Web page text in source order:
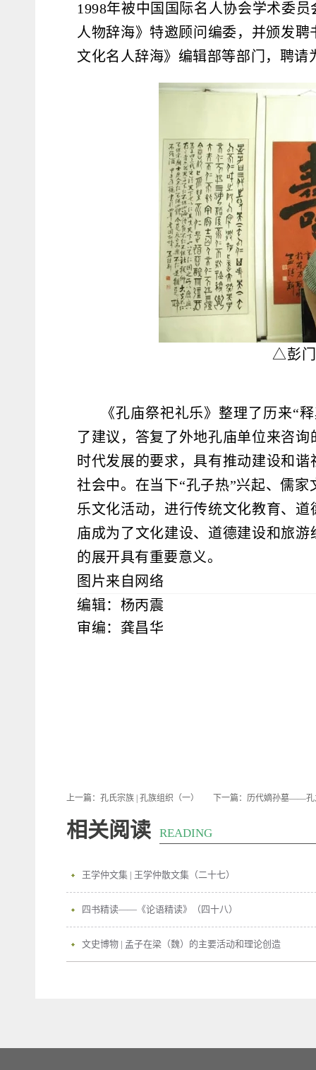
1998年被中国国际名人协会学术委
人物辞海》特邀顾问编委，并颁发
文化名人辞海》编辑部等部门，聘
△彭门
《孔庙祭祀礼乐》 整理了历来“
了建议，答复了外地孔庙单位来咨询
时代发展的要求，具有推动建设和
社会中。在当下“孔子热”兴起、儒
乐文化活动，进行传统文化教育、
庙成为了文化建设、道德建设和旅
的展开具有重要意义。
图片来自网络
编辑：杨丙震
审编：龚昌华
上一篇： 孔氏宗族 | 孔族组织（一） 下一篇： 历代嫡孙墓——孔
相关阅读 READING
王学仲文集 | 王学仲散文集（二十七）
四书精读——《论语精读》（四十八）
文史博物 | 孟子在梁（魏）的主要活动和理论创造